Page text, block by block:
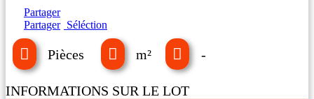
Partager
Partager Séléction
Pièces m² -
INFORMATIONS SUR LE LOT